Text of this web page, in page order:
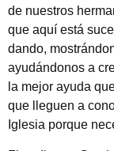
de nuestros
que aquí está
dando,
ayudándonos a
la mejor ayuda
que lleguen a
Iglesia porque